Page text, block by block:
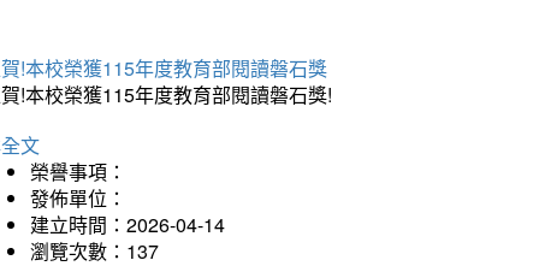
!本校榮獲115年度教育部閱讀磐石獎
!本校榮獲115年度教育部閱讀磐石獎!
文
榮譽事項：
發佈單位：
建立時間：2026-04-14
瀏覽次數：137